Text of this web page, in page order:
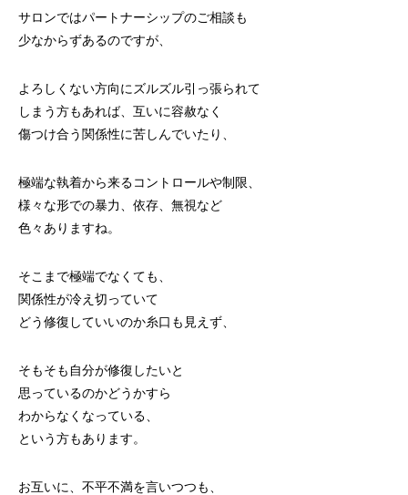
サロンではパートナーシップのご相談も
少なからずあるのですが、
よろしくない方向にズルズル引っ張られて
しまう方もあれば、互いに容赦なく
傷つけ合う関係性に苦しんでいたり、
極端な執着から来るコントロールや制限、
様々な形での暴力、依存、無視など
色々ありますね。
そこまで極端でなくても、
関係性が冷え切っていて
どう修復していいのか糸口も見えず、
そもそも自分が修復したいと
思っているのかどうかすら
わからなくなっている、
という方もあります。
お互いに、不平不満を言いつつも、